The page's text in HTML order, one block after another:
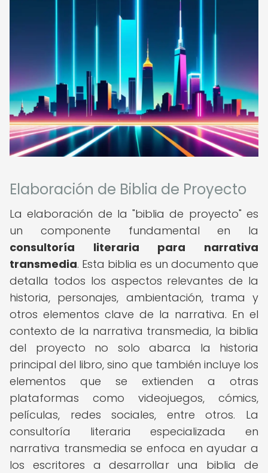
Elaboración de Biblia de Proyecto
La elaboración de la "biblia de proyecto" es
un componente fundamental en la
consultoría literaria para narrativa
transmedia. Esta biblia es un documento que
detalla todos los aspectos relevantes de la
historia, personajes, ambientación, trama y
otros elementos clave de la narrativa. En el
contexto de la narrativa transmedia, la biblia
del proyecto no solo abarca la historia
principal del libro, sino que también incluye los
elementos que se extienden a otras
plataformas como videojuegos, cómics,
películas, redes sociales, entre otros. La
consultoría literaria especializada en
narrativa transmedia se enfoca en ayudar a
los escritores a desarrollar una biblia de